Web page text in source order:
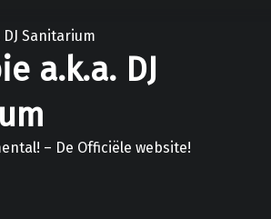
a.k.a. DJ
– De Officiële website!